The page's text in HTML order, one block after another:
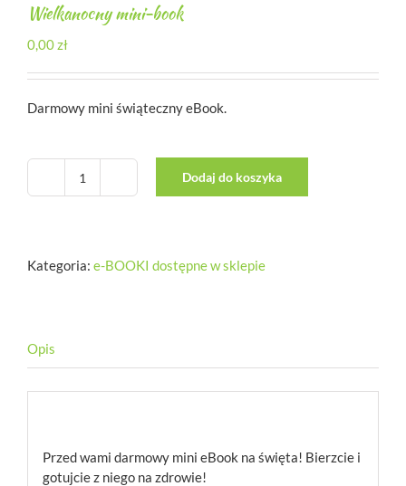
Wielkanocny mini-book
0,00zł
Darmowy mini świąteczny eBook.
ilość
Dodaj do koszyka
Kategoria: e-BOOKI dostępne w sklepie
Opis
Przed wami darmowy mini eBook na święta! Bierzcie i
gotujcie z niego na zdrowie!